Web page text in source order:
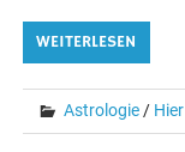
WEITERLESEN
Astrologie /